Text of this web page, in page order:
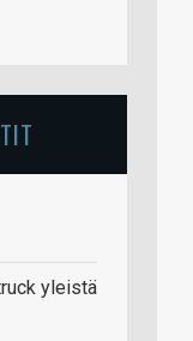
yleistä